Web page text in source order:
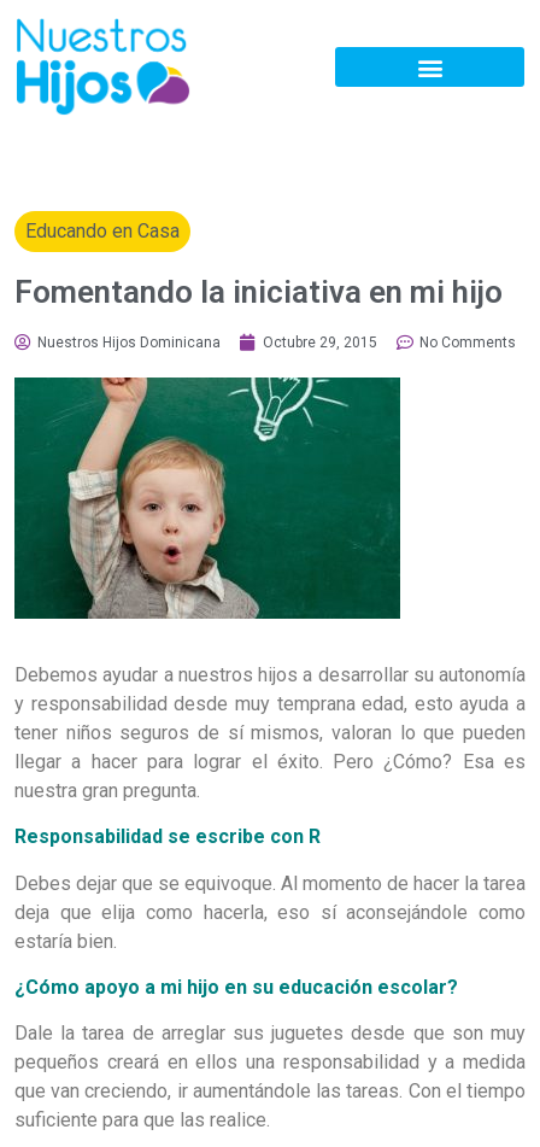
Educando en Casa
Fomentando la iniciativa en mi hijo
Nuestros Hijos Dominicana Octubre 29, 2015 No Comments
Debemos ayudar a nuestros hijos a desarrollar su autonomía
y responsabilidad desde muy temprana edad, esto ayuda a
tener niños seguros de sí mismos, valoran lo que pueden
llegar a hacer para lograr el éxito. Pero ¿Cómo? Esa es
nuestra gran pregunta.
Responsabilidad se escribe con R
Debes dejar que se equivoque. Al momento de hacer la tarea
deja que elija como hacerla, eso sí aconsejándole como
estaría bien.
¿Cómo apoyo a mi hijo en su educación escolar?
Dale la tarea de arreglar sus juguetes desde que son muy
pequeños creará en ellos una responsabilidad y a medida
que van creciendo, ir aumentándole las tareas. Con el tiempo
suficiente para que las realice.